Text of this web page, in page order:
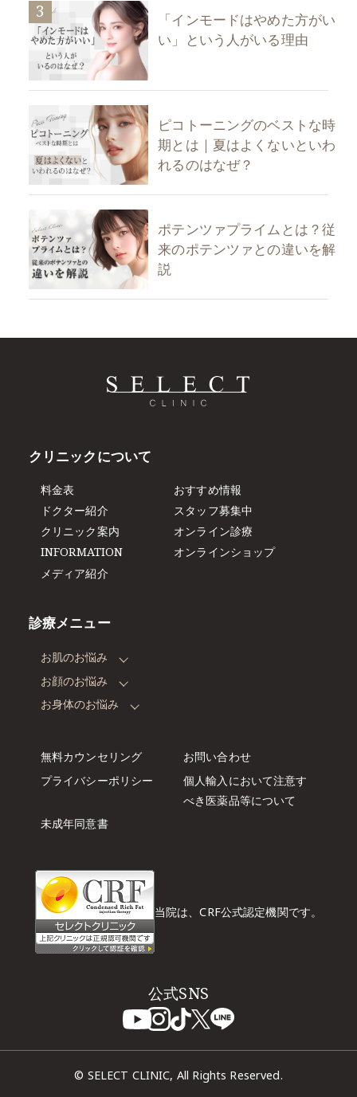
3
「インモードはやめた方がい
い」という人がいる理由
ピコトーニングのベストな時
期とは｜夏はよくないといわ
れるのはなぜ？
ポテンツァプライムとは？従
来のポテンツァとの違いを解
説
クリニックについて
料金表
ドクター紹介
クリニック案内
INFORMATION
メディア紹介
おすすめ情報
スタッフ募集中
オンライン診療
オンラインショップ
診療メニュー
お肌のお悩み
お顔のお悩み
お身体のお悩み
無料カウンセリング
お問い合わせ
プライバシーポリシー
個人輸入において注意す
べき 医薬品等について
未成年同意書
当院は、CRF公式認定機関です。
公式SNS
© SELECT CLINIC, All Rights Reserved.